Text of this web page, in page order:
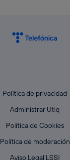
Política de privacidad
Administrar Utiq
Política de Cookies
Política de moderación
Aviso Legal LSSI